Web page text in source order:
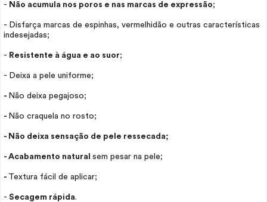
- Não acumula nos poros e nas marcas de expressão;
- Disfarça marcas de espinhas, vermelhidão e outras características
indesejadas;
- Resistente à água e ao suor;
- Deixa a pele uniforme;
- Não deixa pegajoso;
- Não craquela no rosto;
- Não deixa sensação de pele ressecada;
- Acabamento natural sem pesar na pele;
- Textura fácil de aplicar;
- Secagem rápida.